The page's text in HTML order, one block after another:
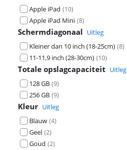
Apple iPad (10)
Apple iPad Mini (8)
Schermdiagonaal Uitleg
Kleiner dan 10 inch (18-25cm) (8)
11-11,9 inch (28-30cm) (10)
Totale opslagcapaciteit Uitleg
128 GB (9)
256 GB (9)
Kleur Uitleg
Blauw (4)
Geel (2)
Goud (2)